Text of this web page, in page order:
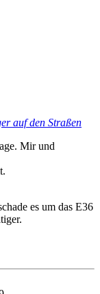
auf den Straßen
Mir und
es um das E36